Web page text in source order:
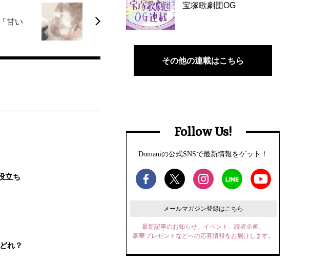
甘い
立ち
れ？
宝塚歌劇団OG
その他の連載はこちら
Follow Us!
Domaniの公式SNSで最新情報をゲット！
メールマガジン登録はこちら
最新記事のお知らせ、イベント、読者企画、
豪華プレゼントなどへの応募情報をお届けします。